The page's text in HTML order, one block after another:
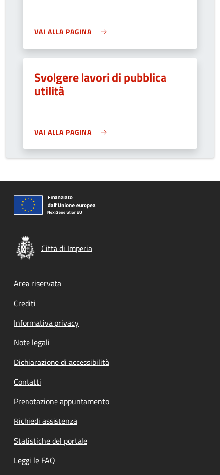
VAI ALLA PAGINA
Svolgere lavori di pubblica
utilità
VAI ALLA PAGINA
Città di Imperia
Footer menu
Area riservata
Crediti
Informativa privacy
Note legali
Dichiarazione di accessibilità
Contatti
Prenotazione appuntamento
Richiedi assistenza
Statistiche del portale
Leggi le FAQ